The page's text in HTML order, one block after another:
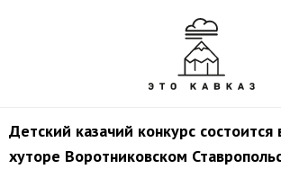
Детский казачий конкурс
хуторе Воротниковском